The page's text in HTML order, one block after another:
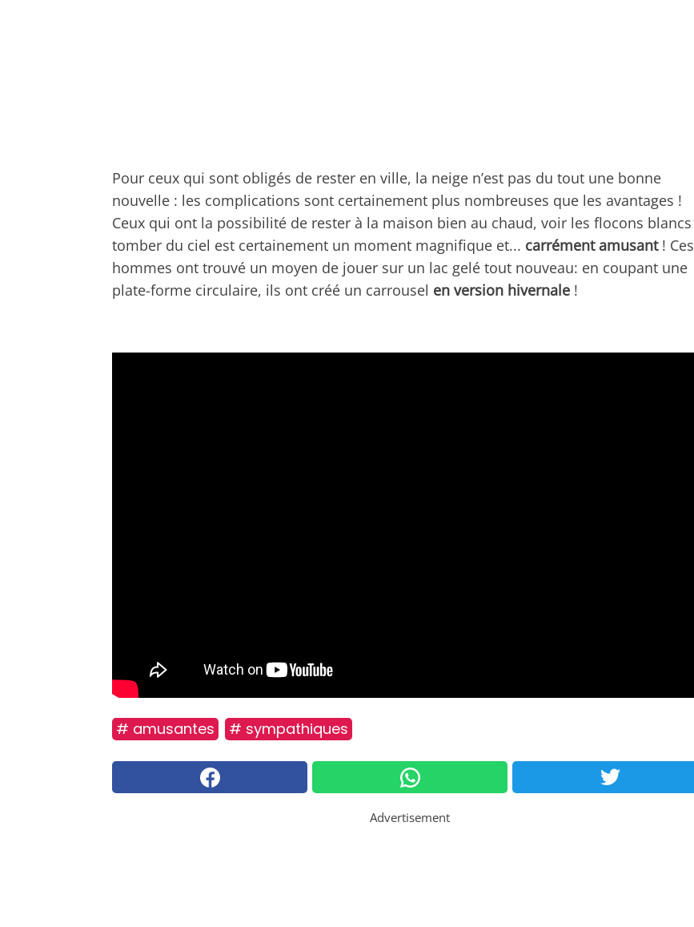
Pour ceux qui sont obligés de rester en ville, la neige n’est pas du tout une bonne
nouvelle : les complications sont certainement plus nombreuses que les avantages !
Ceux qui ont la possibilité de rester à la maison bien au chaud, voir les flocons blancs
tomber du ciel est certainement un moment magnifique et... carrément amusant! Ces
hommes ont trouvé un moyen de jouer sur un lac gelé tout nouveau: en coupant une
plate-forme circulaire, ils ont créé un carrousel en version hivernale !
# amusantes # sympathiques
Advertisement